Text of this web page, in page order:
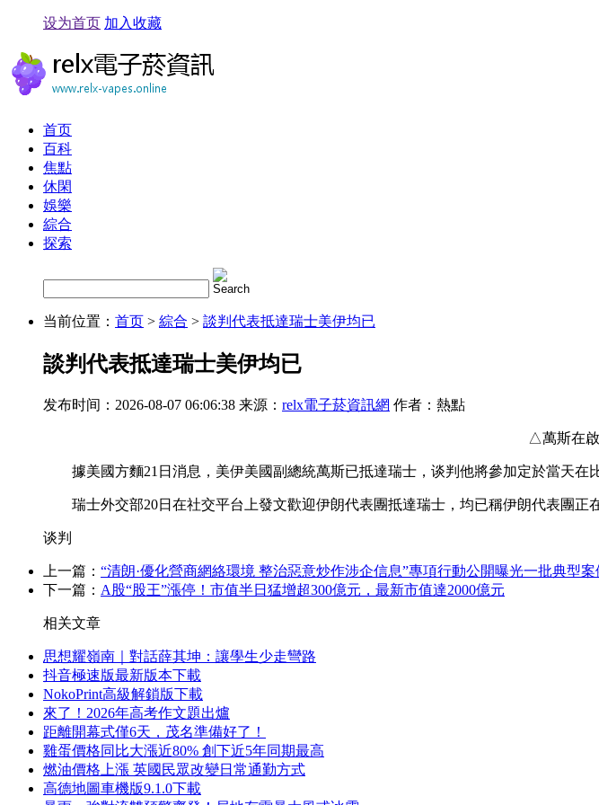
设为首页 加入收藏
首页
百科
焦點
休閑
娛樂
綜合
探索
当前位置： 首页 > 綜合 > 談判代表抵達瑞士美伊均已
談判代表抵達瑞士美伊均已
发布时间：2026-08-07 06:06:38 来源： relx電子菸資訊網 作者：熱點
△萬斯在
據美國方麵21日消息，美伊美國副總統萬斯已抵達瑞士，谈判 他將參加定於當天在
瑞士外交部20日在社交平台上發文歡迎伊朗代表團抵達瑞士，均已稱伊朗代表團正
谈判
上一篇： “清朗·優化營商網絡環境 整治惡意炒作涉企信息”專項行動公開曝光一批典型案
下一篇： A股“股王”漲停！市值半日猛增超300億元，最新市值達2000億元
相关文章
思想耀嶺南｜對話薛其坤：讓學生少走彎路
抖音極速版最新版本下載
NokoPrint高級解鎖版下載
來了！2026年高考作文題出爐
距離開幕式僅6天，茂名準備好了！
雞蛋價格同比大漲近80% 創下近5年同期最高
燃油價格上漲 英國民眾改變日常通勤方式
高德地圖車機版9.1.0下載